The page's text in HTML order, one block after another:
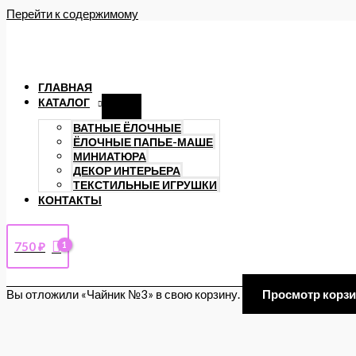
Перейти к содержимому
ГЛАВНАЯ
КАТАЛОГ
ВАТНЫЕ ЁЛОЧНЫЕ
ЁЛОЧНЫЕ ПАПЬЕ-МАШЕ
МИНИАТЮРА
ДЕКОР ИНТЕРЬЕРА
ТЕКСТИЛЬНЫЕ ИГРУШКИ
КОНТАКТЫ
750₽
Вы отложили «Чайник №3» в свою корзину. Просмотр